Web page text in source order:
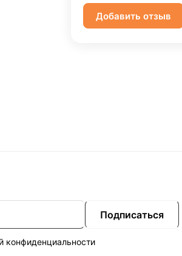
Добавить отзыв
Подписаться
конфиденциальности